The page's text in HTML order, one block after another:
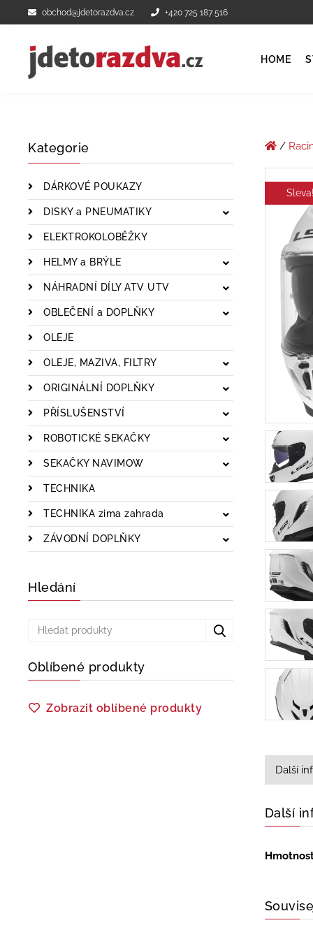
obchod@jdetorazdva.cz +420 725 187 516
HOME
Kategorie
DÁRKOVÉ POUKAZY
DISKY a PNEUMATIKY
ELEKTROKOLOBĚŽKY
HELMY a BRÝLE
NÁHRADNÍ DÍLY ATV UTV
OBLEČENÍ a DOPLŇKY
OLEJE
OLEJE, MAZIVA, FILTRY
ORIGINÁLNÍ DOPLŇKY
PŘÍSLUŠENSTVÍ
ROBOTICKÉ SEKAČKY
SEKAČKY NAVIMOW
TECHNIKA
TECHNIKA zima zahrada
ZÁVODNÍ DOPLŇKY
Hledání
Oblíbené produkty
Zobrazit oblíbené produkty
/
Sleva!
Další
Další